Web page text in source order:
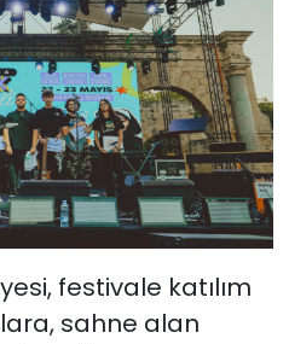
festivale katılım
sahne alan